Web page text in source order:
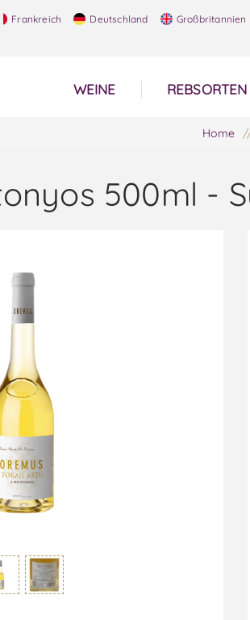
Frankreich Deutschland Großbritannien
WEINE REBSORTEN
Home
500ml -